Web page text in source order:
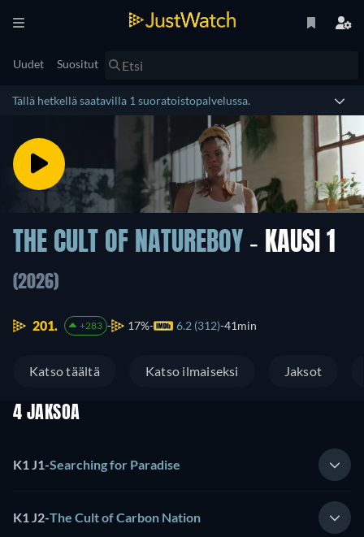
Uudet Suositut
Tällä hetkellä saatavilla 1 suoratoistopalvelussa.
THE CULT OF NATUREBOY - KAUSI 1
(2026)
201. +283 17% 6.2 (312) 41min
Katso täältä Katso ilmaiseksi Jaksot
4 JAKSOA
K1 J1-Searching for Paradise
K1 J2-The Cult of Carbon Nation